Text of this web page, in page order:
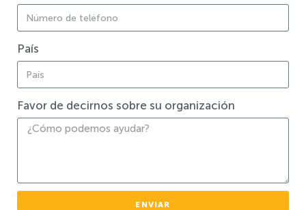
País
Favor de decirnos sobre su organización
ENVIAR